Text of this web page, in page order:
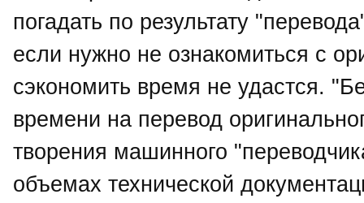
погадать по результату
если нужно не ознакомиться с
сэкономить время не удастся.
времени на перевод
творения машинного
объемах технической